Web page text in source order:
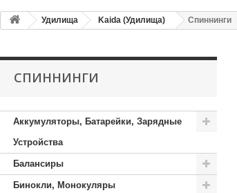
Удилища Kaida (Удилища) Спиннинги
СПИННИНГИ
Аккумуляторы, Батарейки, Зарядные
Устройства
Балансиры
Бинокли, Монокуляры